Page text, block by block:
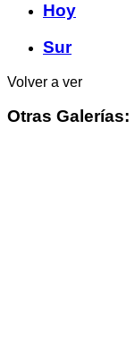
Hoy
Sur
Volver a ver
Otras Galerías: